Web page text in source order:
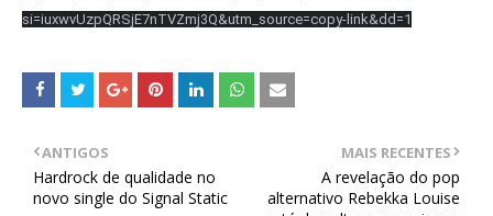
si=iuxwvUzpQRSjE7nTVZmj3Q&utm_source=copy-link&dd=1
MAIS RECENTES
A revelação do pop
alternativo Rebekka Louise
ANTIGOS
Hardrock de qualidade no
novo single do Signal Static